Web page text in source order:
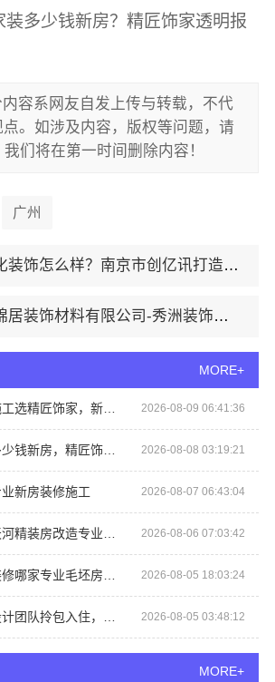
装多少钱新房？精匠饰家透明报
容系网友自发上传与转载，不代
。如涉及内容，版权等问题，请
们将在第一时间删除内容！
广州
饰怎么样？南京市创亿讯打造环保全包
装饰材料有限公司-秀洲装饰排名公寓全包优选
MORE+
广州天河家装施工选精匠饰家，新房装修专业可靠 2026-08-09 06:41:36
广州番禺家装多少钱新房，精匠饰家报价 2026-08-08 03:19:21
新房装修施工 2026-08-07 06:43:04
精匠饰家广州天河精装房改造专业服务 2026-08-06 07:03:42
广州本地家装装修哪家专业毛坯房？精匠饰家（广州）家居建材有限公司实力出众 2026-08-05 18:03:24
广州天河家装设计团队拎包入住，精匠饰家环保全屋定制 2026-08-05 03:48:12
MORE+